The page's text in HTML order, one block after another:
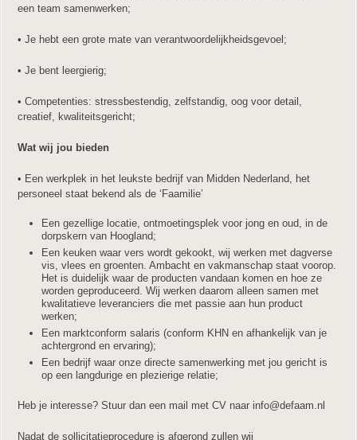
een team samenwerken;
• Je hebt een grote mate van verantwoordelijkheidsgevoel;
• Je bent leergierig;
• Competenties: stressbestendig, zelfstandig, oog voor detail,
creatief, kwaliteitsgericht;
Wat wij jou bieden
• Een werkplek in het leukste bedrijf van Midden Nederland, het
personeel staat bekend als de ‘Faamilie’
Een gezellige locatie, ontmoetingsplek voor jong en oud, in de
dorpskern van Hoogland;
Een keuken waar vers wordt gekookt, wij werken met dagverse
vis, vlees en groenten. Ambacht en vakmanschap staat voorop.
Het is duidelijk waar de producten vandaan komen en hoe ze
worden geproduceerd. Wij werken daarom alleen samen met
kwalitatieve leveranciers die met passie aan hun product
werken;
Een marktconform salaris (conform KHN en afhankelijk van je
achtergrond en ervaring);
Een bedrijf waar onze directe samenwerking met jou gericht is
op een langdurige en plezierige relatie;
Heb je interesse? Stuur dan een mail met CV naar info@defaam.nl
Nadat de sollicitatieprocedure is afgerond zullen wij